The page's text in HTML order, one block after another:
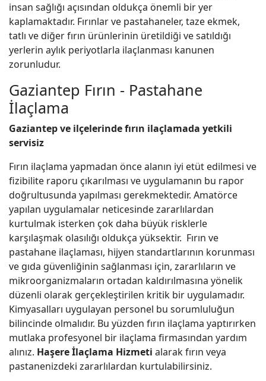
insan sağlığı açısından oldukça önemli bir yer
kaplamaktadır. Fırınlar ve pastahaneler, taze ekmek,
tatlı ve diğer fırın ürünlerinin üretildiği ve satıldığı
yerlerin aylık periyotlarla ilaçlanması kanunen
zorunludur.
Gaziantep Fırın - Pastahane
İlaçlama
Gaziantep ve ilçelerinde fırın ilaçlamada yetkili
servisiz
Fırın ilaçlama yapmadan önce alanın iyi etüt edilmesi ve
fizibilite raporu çıkarılması ve uygulamanın bu rapor
doğrultusunda yapılması gerekmektedir. Amatörce
yapılan uygulamalar neticesinde zararlılardan
kurtulmak isterken çok daha büyük risklerle
karşılaşmak olasılığı oldukça yüksektir. Fırın ve
pastahane ilaçlaması, hijyen standartlarının korunması
ve gıda güvenliğinin sağlanması için, zararlıların ve
mikroorganizmaların ortadan kaldırılmasına yönelik
düzenli olarak gerçekleştirilen kritik bir uygulamadır.
Kimyasalları uygulayan personel bu sorumluluğun
bilincinde olmalıdır. Bu yüzden fırın ilaçlama yaptırırken
mutlaka profesyonel bir ilaçlama firmasından yardım
alınız. Haşere İlaçlama Hizmeti alarak fırın veya
pastanenizdeki zararlılardan kurtulabilirsiniz.